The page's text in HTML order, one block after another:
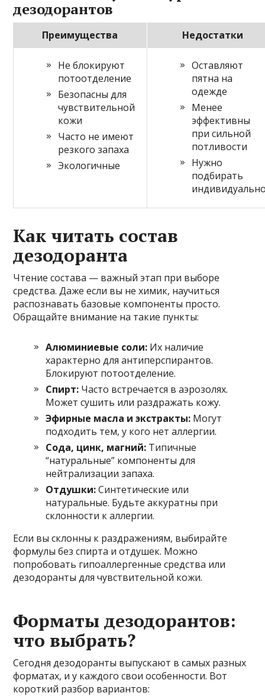
дезодорантов
Преимущества Недостатки
Не блокируют
потоотделение
Безопасны для
чувствительной
кожи
Часто не имеют
резкого запаха
Экологичные
Оставляют
пятна на
одежде
Менее
эффективны
при сильной
потливости
Нужно
подбирать
Как читать состав
дезодоранта
Чтение состава — важный этап при выборе
средства. Даже если вы не химик, научиться
распознавать базовые компоненты просто.
Обращайте внимание на такие пункты:
Алюминиевые соли: Их наличие
характерно для антиперспирантов.
Блокируют потоотделение.
Спирт: Часто встречается в аэрозолях.
Может сушить или раздражать кожу.
Эфирные масла и экстракты: Могут
подходить тем, у кого нет аллергии.
Сода, цинк, магний: Типичные
“натуральные” компоненты для
нейтрализации запаха.
Отдушки:Синтетические или
натуральные. Будьте аккуратны при
склонности к аллергии.
Если вы склонны к раздражениям, выбирайте
формулы без спирта и отдушек. Можно
попробовать гипоаллергенные средства или
дезодоранты для чувствительной кожи.
Форматы дезодорантов:
что выбрать?
Сегодня дезодоранты выпускают в самых разных
форматах, и у каждого свои особенности. Вот
короткий разбор вариантов: